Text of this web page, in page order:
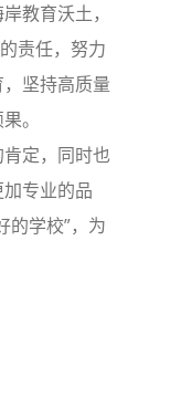
教育沃土，
责任，努力
坚持高质量
。
定，同时也
专业的品
的学校”，为